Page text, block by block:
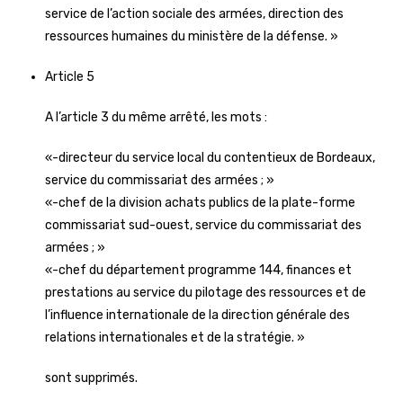
service de l’action sociale des armées, direction des
ressources humaines du ministère de la défense. »
Article 5
A l’article 3 du même arrêté, les mots :
«-directeur du service local du contentieux de Bordeaux,
service du commissariat des armées ; »
«-chef de la division achats publics de la plate-forme
commissariat sud-ouest, service du commissariat des
armées ; »
«-chef du département programme 144, finances et
prestations au service du pilotage des ressources et de
l’influence internationale de la direction générale des
relations internationales et de la stratégie. »
sont supprimés.